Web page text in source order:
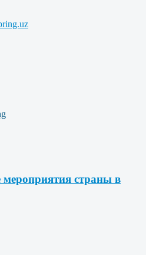
страны в